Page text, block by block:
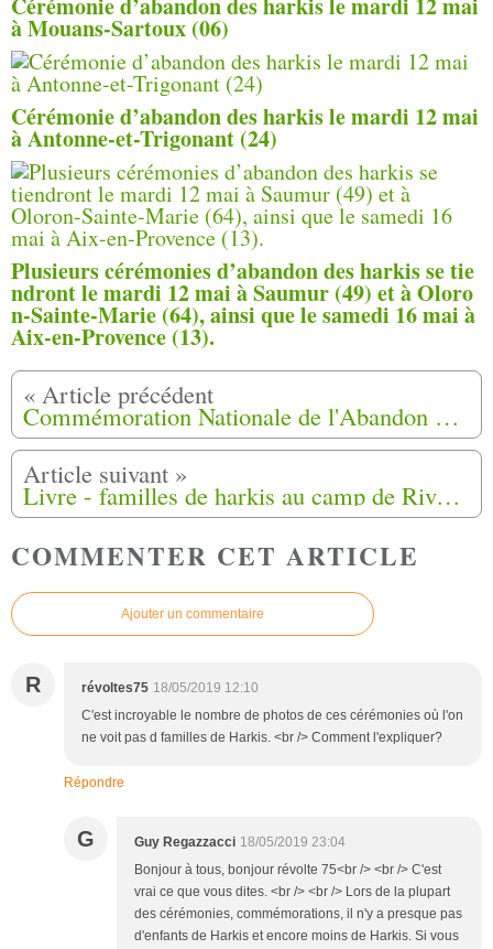
Cérémonie d’abandon des harkis le mardi 12 mai
à Mouans-Sartoux (06)
Cérémonie d’abandon des harkis le mardi 12 mai
à Antonne-et-Trigonant (24)
Plusieurs cérémonies d’abandon des harkis se tie
ndront le mardi 12 mai à Saumur (49) et à Oloro
n-Sainte-Marie (64), ainsi que le samedi 16 mai à
Aix-en-Provence (13).
Commémoration Nationale de l'Abandon des Harkis,dimanche 12 mai 2019 à Mas-Thibert (13)
Livre - familles de harkis au camp de Rivesaltes (1962/1964) de Fatima Besnaci-Lancou
COMMENTER CET ARTICLE
Ajouter un commentaire
R révoltes75 18/05/2019 12:10
C'est incroyable le nombre de photos de ces cérémonies où l'on
ne voit pas d familles de Harkis. <br /> Comment l'expliquer?
Répondre
G Guy Regazzacci 18/05/2019 23:04
Bonjour à tous, bonjour révolte 75<br /> <br /> C'est
vrai ce que vous dites. <br /> <br /> Lors de la plupart
des cérémonies, commémorations, il n'y a presque pas
d'enfants de Harkis et encore moins de Harkis. Si vous